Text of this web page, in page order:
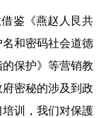
鉴《燕赵人艮共
和密码社会道德
保护》等营销教
密秘的涉及到政
训，我们对保護